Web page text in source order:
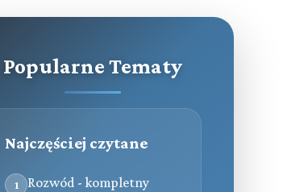
Popularne Tematy
Najczęściej czytane
1
Rozwód - kompletny